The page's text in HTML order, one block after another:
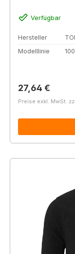
Verfügbar
Hersteller
Modelllinie
Regulärer
27,64 €
Preise exkl. MwSt.